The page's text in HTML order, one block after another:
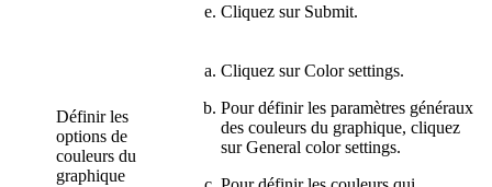
Cliquez sur Submit.
Définir les
options de
couleurs du
graphique
Cliquez surColor settings.
Pour définir les paramètres généraux
des couleurs du graphique, cliquez
surGeneral color settings.